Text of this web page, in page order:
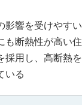
影響を受けやすい
も断熱性が高い住
採用し、高断熱を
いる